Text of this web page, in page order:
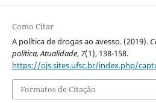
Como Citar
A política de drogas ao avesso. (2019).
política, Atualidade, 7(1), 138-158.
https://ojs.sites.ufsc.br/index.php/
Formatos de Citação